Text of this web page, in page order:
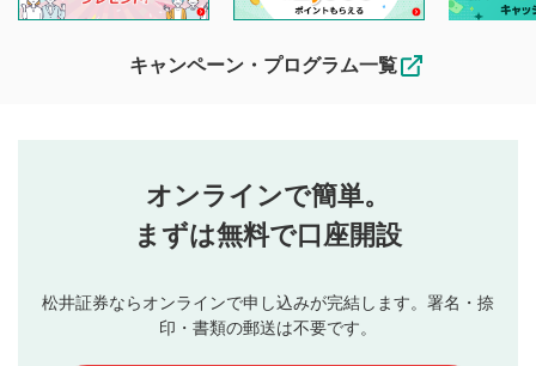
投稿するボタン
星で評価をすると投稿できます。（お名前とコメント
動画の評価
待ちしております。
なお、投稿をもって、本注意事項に同意されたものとみなし
行ってください。
当社は、利用者同士、もしくは利用者と第三者間のトラ
ブルによって生じた損害に対して一切の責任を負いませ
評価およびコメントは当社にて審査のうえ、掲載となり
ます。掲載されるまでに日数がかかる場合や掲載されない
キャンペーン・プログラム一覧
オンラインで簡単。
まずは無料で口座開設
松井証券ならオンラインで申し込みが完結します。署名・捺
印・書類の郵送は不要です。